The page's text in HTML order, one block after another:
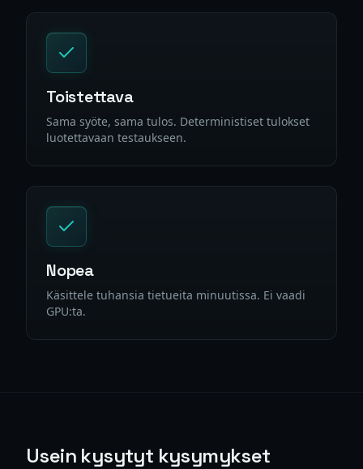
Toistettava
Sama syöte, sama tulos. Deterministiset tulokset
luotettavaan testaukseen.
Nopea
Käsittele tuhansia tietueita minuutissa. Ei vaadi
GPU:ta.
Usein kysytyt kysymykset